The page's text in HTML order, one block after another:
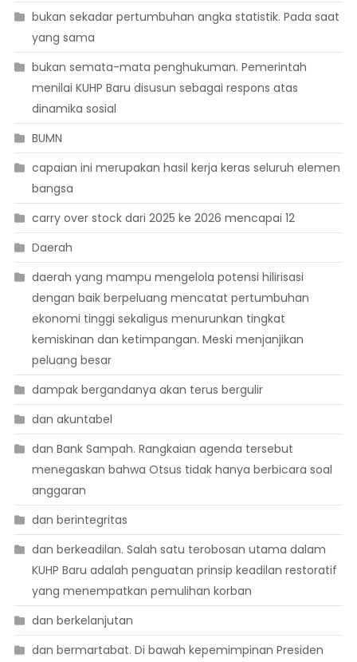
bukan sekadar pertumbuhan angka statistik. Pada saat
yang sama
bukan semata-mata penghukuman. Pemerintah
menilai KUHP Baru disusun sebagai respons atas
dinamika sosial
BUMN
capaian ini merupakan hasil kerja keras seluruh elemen
bangsa
carry over stock dari 2025 ke 2026 mencapai 12
Daerah
daerah yang mampu mengelola potensi hilirisasi
dengan baik berpeluang mencatat pertumbuhan
ekonomi tinggi sekaligus menurunkan tingkat
kemiskinan dan ketimpangan. Meski menjanjikan
peluang besar
dampak bergandanya akan terus bergulir
dan akuntabel
dan Bank Sampah. Rangkaian agenda tersebut
menegaskan bahwa Otsus tidak hanya berbicara soal
anggaran
dan berintegritas
dan berkeadilan. Salah satu terobosan utama dalam
KUHP Baru adalah penguatan prinsip keadilan restoratif
yang menempatkan pemulihan korban
dan berkelanjutan
dan bermartabat. Di bawah kepemimpinan Presiden